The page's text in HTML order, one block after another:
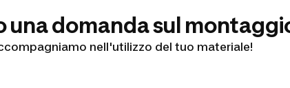
una domanda sul
nell'utilizzo del tuo materiale!